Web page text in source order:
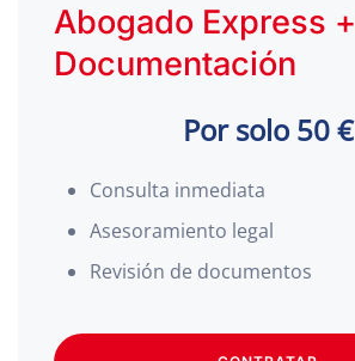
Abogado Express +
Documentación
Por solo 50 €
Consulta inmediata
Asesoramiento legal
Revisión de documentos